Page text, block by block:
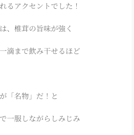
るアクセントでした！
、椎茸の旨味が強く
滴まで飲み干せるほど
「名物」だ！と
一服しながらしみじみ